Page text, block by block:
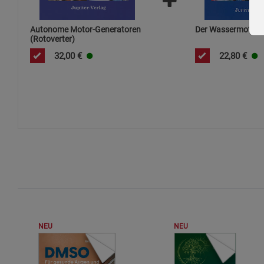
Autonome Motor-Generatoren
(Rotoverter)
32,00 €
Der Wassermotor
22,80 €
NEU NEU